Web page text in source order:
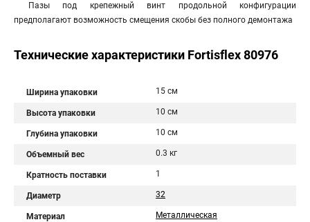
Пазы под крепежный винт продольной конфигурации
предполагают возможность смещения скобы без полного демонтажа
Технические характеристики Fortisflex 80976
Ширина упаковки 15 см
Высота упаковки 10 см
Глубина упаковки 10 см
Объемный вес 0.3 кг
Кратность поставки 1
Диаметр 32
Материал Металлическая